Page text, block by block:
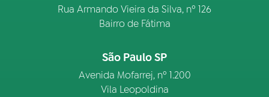
Rua Armando Vieira da Silva, nº 126
Bairro de Fátima
São Paulo SP
Avenida Mofarrej, nº 1.200
Vila Leopoldina